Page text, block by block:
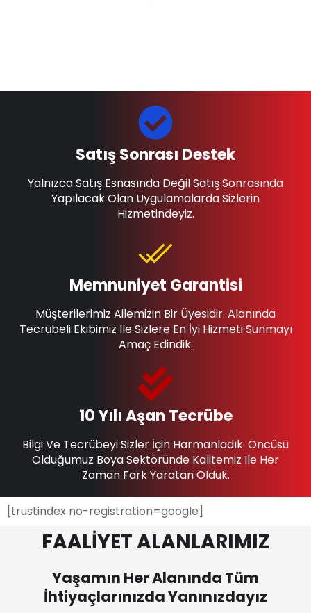
10 Yılı Aşan Tecrübe
Bilgi Ve Tecrübeyi Sizler İçin Harmanladık. Öncüsü
Olduğumuz Boya Sektöründe Kalitemiz Ile Her
Zaman Fark Yaratan Olduk.
Memnuniyet Garantisi
Müşterilerimiz Ailemizin Bir Üyesidir. Alanında
Tecrübeli Ekibimiz Ile Sizlere En İyi Hizmeti Sunmayı
Amaç Edindik.
Satış Sonrası Destek
Yalnızca Satış Esnasında Değil Satış Sonrasında
Yapılacak Olan Uygulamalarda Sizlerin
Hizmetindeyiz.
[trustindex no-registration=google]
FAALİYET ALANLARIMIZ
Yaşamın Her Alanında Tüm
İhtiyaçlarınızda Yanınızdayız